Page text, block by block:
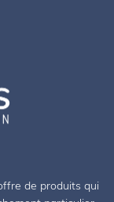
de produits qui